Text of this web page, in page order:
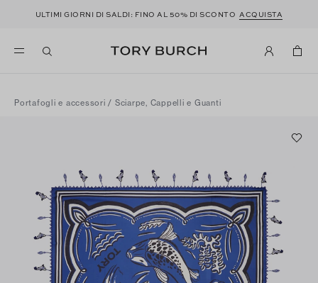
ULTIMI GIORNI DI SALDI: FINO AL 50% DI SCONTO ACQUISTA
Portafogli e accessori / Sciarpe, Cappelli e Guanti